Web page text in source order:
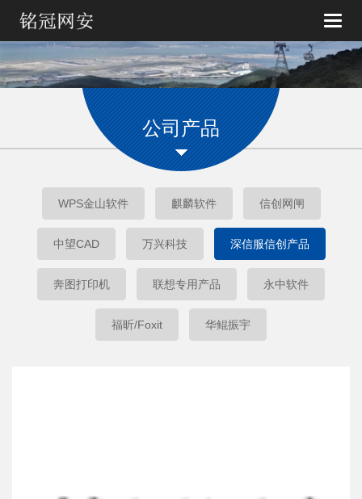
Toggle
公司产品
WPS金山软件 麒麟软件 信创网闸
中望CAD 万兴科技 深信服信创产品
奔图打印机 联想专用产品 永中软件
福昕/Foxit 华鲲振宇